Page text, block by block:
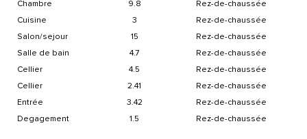
chambre 9.8
Rez-de-chaussée
cuisine
3
Rez-de-chaussée
salon/sejour
15
Rez-de-chaussée
salle de bain
4.7
Rez-de-chaussée
cellier
4.5
Rez-de-chaussée
cellier
2.41
Rez-de-chaussée
entrée
3.42
Rez-de-chaussée
degagement
1.5 Rez-de-chaussée